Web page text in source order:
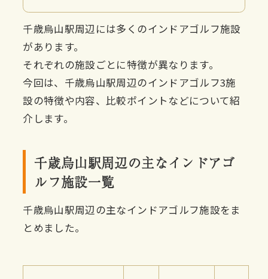
千歳烏山駅周辺には多くのインドアゴルフ施設
があります。
それぞれの施設ごとに特徴が異なります。
今回は、千歳烏山駅周辺のインドアゴルフ3施
設の特徴や内容、比較ポイントなどについて紹
介します。
千歳烏山駅周辺の主なインドアゴ
ルフ施設一覧
千歳烏山駅周辺の主なインドアゴルフ施設をま
とめました。